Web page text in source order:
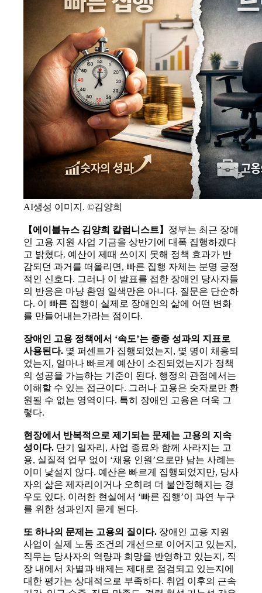
AI생성 이미지. ©김양희
【에이블뉴스 김양희 칼럼니스트】 정부는 최근 장애
인 고용 지원 사업 기금을 상반기에 대폭 집행하겠다
고 밝혔다. 예산이 제때 쓰이지 못해 정책 효과가 반
감되던 과거를 떠올리면, 빠른 집행 자체는 분명 긍정
적인 신호다. 그러나 이 발표를 접한 장애인 당사자들
의 반응은 마냥 환영 일색만은 아니다. 질문은 단순하
다. 이 빠른 집행이 실제로 장애인의 삶에 어떤 변화
를 만들어내는가라는 점이다.
장애인 고용 정책에서 ‘속도’는 종종 성과의 지표로
사용된다. 몇 퍼센트가 집행되었는지, 몇 명이 채용되
었는지, 얼마나 빠르게 예산이 소진되었는지가 정책
의 성공을 가늠하는 기준이 된다. 행정의 관점에서는
이해할 수 있는 접근이다. 그러나 고용은 숫자로만 환
원될 수 없는 영역이다. 특히 장애인 고용은 더욱 그
렇다.
현장에서 반복적으로 제기되는 문제는 고용의 지속
성이다. 단기 일자리, 사업 종료와 함께 사라지는 고
용, 실질적 업무 없이 ‘채용 인원’으로만 남는 사례는
이미 낯설지 않다. 예산은 빠르게 집행되었지만, 당사
자의 삶은 제자리이거나 오히려 더 불안정해지는 경
우도 있다. 이러한 현실에서 ‘빠른 집행’이 과연 누구
를 위한 성과인지 묻게 된다.
또 하나의 문제는 고용의 질이다. 장애인 고용 지원
사업이 실제 노동 조건의 개선으로 이어지고 있는지,
직무는 당사자의 역량과 희망을 반영하고 있는지, 직
장 내에서 차별과 배제는 제대로 점검되고 있는지에
대한 평가는 상대적으로 부족하다. 취업 이후의 근속